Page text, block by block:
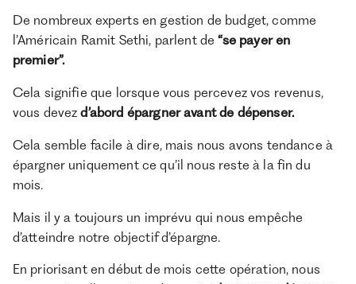
De nombreux experts en gestion de budget, comme
l’Américain Ramit Sethi, parlent de“se payer en
premier”.
Cela signifie que lorsque vous percevez vos revenus,
vous devezd’abord épargner avant de dépenser.
Cela semble facile à dire, mais nous avons tendance à
épargner uniquement ce qu’il nous reste à la fin du
mois.
Mais il y a toujours un imprévu qui nous empêche
d’atteindre notre objectif d’épargne.
En priorisant en début de mois cette opération, nous